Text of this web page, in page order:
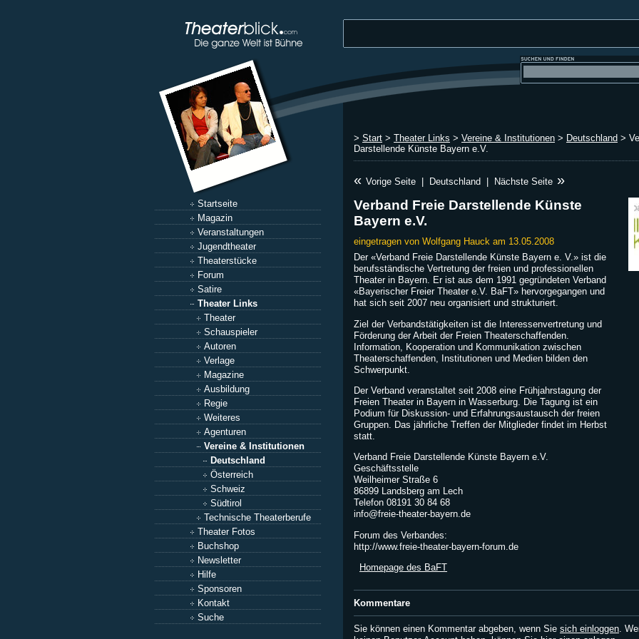
Startseite
Magazin
Veranstaltungen
Jugendtheater
Theaterstücke
Forum
Satire
Theater Links
Theater
Schauspieler
Autoren
Verlage
Magazine
Ausbildung
Regie
Weiteres
Agenturen
Vereine & Institutionen
Deutschland
Österreich
Schweiz
Südtirol
Technische Theaterberufe
Theater Fotos
Buchshop
Newsletter
Hilfe
Sponsoren
Kontakt
Suche
> Start > Theater Links > Vereine & Institutionen > Deutschland >
Darstellende Künste Bayern e.V.
« Vorige Seite Deutschland Nächste Seite »
Verband Freie Darstellende Künste
Bayern e.V.
eingetragen von Wolfgang Hauck am 13.05.2008
Der «Verband Freie Darstellende Künste Bayern e. V.» ist die
berufsständische Vertretung der freien und professionellen
Theater in Bayern. Er ist aus dem 1991 gegründeten Verband
«Bayerischer Freier Theater e.V. BaFT» hervorgegangen und
hat sich seit 2007 neu organisiert und strukturiert.
Ziel der Verbandstätigkeiten ist die Interessenvertretung und
Förderung der Arbeit der Freien Theaterschaffenden.
Information, Kooperation und Kommunikation zwischen
Theaterschaffenden, Institutionen und Medien bilden den
Schwerpunkt.
Der Verband veranstaltet seit 2008 eine Frühjahrstagung der
Freien Theater in Bayern in Wasserburg. Die Tagung ist ein
Podium für Diskussion- und Erfahrungsaustausch der freien
Gruppen. Das jährliche Treffen der Mitglieder findet im Herbst
statt.
Verband Freie Darstellende Künste Bayern e.V.
Geschäftsstelle
Weilheimer Straße 6
86899 Landsberg am Lech
Telefon 08191 30 84 68
info@freie-theater-bayern.de
Forum des Verbandes:
http://www.freie-theater-bayern-forum.de
Homepage des BaFT
Kommentare
Sie können einen Kommentar abgeben, wenn Sie sich einloggen.